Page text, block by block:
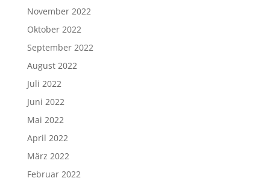
November 2022
Oktober 2022
September 2022
August 2022
Juli 2022
Juni 2022
Mai 2022
April 2022
März 2022
Februar 2022